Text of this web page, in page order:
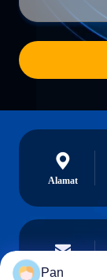
Alamat
Surel
Pan